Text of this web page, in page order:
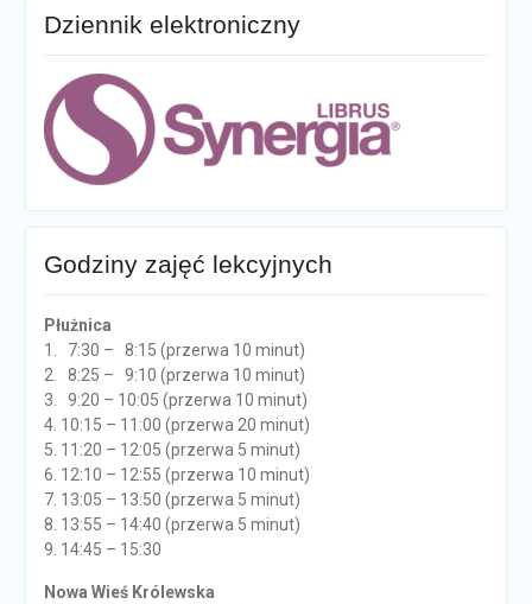
Dziennik elektroniczny
Godziny zajęć lekcyjnych
Płużnica
1. 7:30 – 8:15 (przerwa 10 minut)
2. 8:25 – 9:10 (przerwa 10 minut)
3. 9:20 – 10:05 (przerwa 10 minut)
4. 10:15 – 11:00 (przerwa 20 minut)
5. 11:20 – 12:05 (przerwa 5 minut)
6. 12:10 – 12:55 (przerwa 10 minut)
7. 13:05 – 13:50 (przerwa 5 minut)
8. 13:55 – 14:40 (przerwa 5 minut)
9. 14:45 – 15:30
Nowa Wieś Królewska